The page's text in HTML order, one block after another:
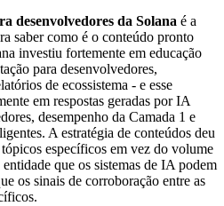
desenvolvedores da Solana é a
saber como é o conteúdo pronto
investiu fortemente em educação
para desenvolvedores,
de ecossistema - e esse
em respostas geradas por IA
desempenho da Camada 1 e
A estratégia de conteúdos deu
específicos em vez do volume
que os sistemas de IA podem
os sinais de corroboração entre as